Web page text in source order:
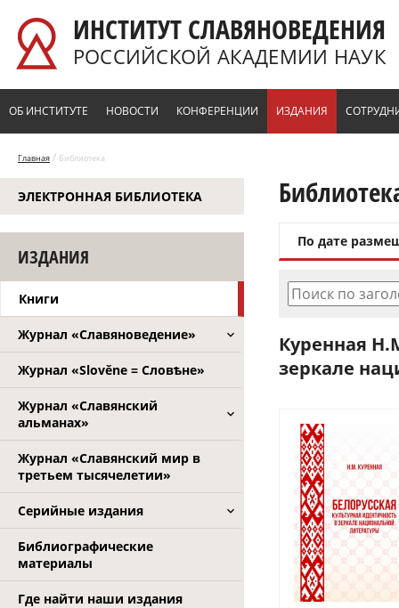
ИНСТИТУТ СЛАВЯНОВЕДЕНИЯ
РОССИЙСКОЙ АКАДЕМИИ НАУК
ОБ ИНСТИТУТЕ НОВОСТИ КОНФЕРЕНЦИИ ИЗДАНИЯ
Главная / Библиотека
ЭЛЕКТРОННАЯ БИБЛИОТЕКА
ИЗДАНИЯ
Книги
Журнал «Славяноведение»
Журнал «Slověne = Словѣне»
Журнал «Славянский
альманах»
Журнал «Славянский мир в
третьем тысячелетии»
Серийные издания
Библиографические
материалы
Где найти наши издания
По дате
Поиск по
Куренная
зеркале